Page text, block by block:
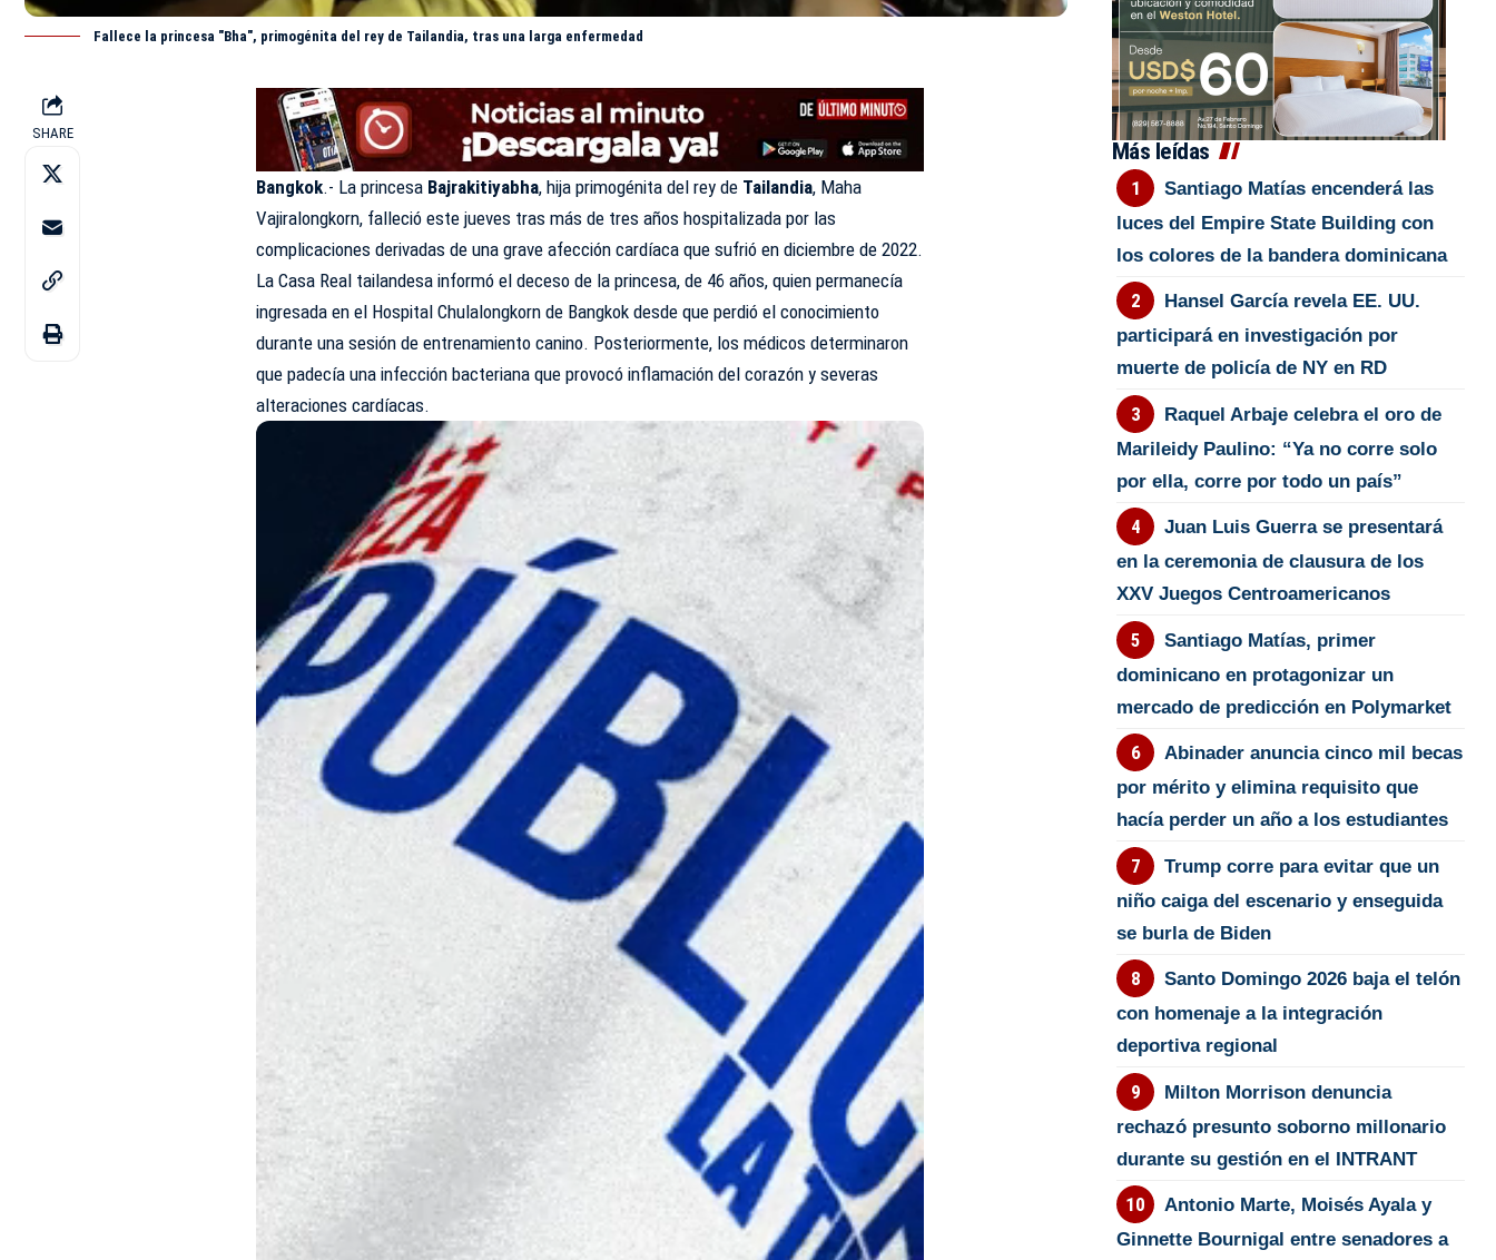
Fallece la princesa "Bha", primogénita del rey de Tailandia, tras una larga enfermedad
SHARE
Bangkok.- La princesa Bajrakitiyabha, hija primogénita del rey de Tailandia, Maha
Vajiralongkorn, falleció este jueves tras más de tres años hospitalizada por las
complicaciones derivadas de una grave afección cardíaca que sufrió en diciembre de 2022.
La Casa Real tailandesa informó el deceso de la princesa, de 46 años, quien permanecía
ingresada en el Hospital Chulalongkorn de Bangkok desde que perdió el conocimiento
durante una sesión de entrenamiento canino. Posteriormente, los médicos determinaron
que padecía una infección bacteriana que provocó inflamación del corazón y severas
alteraciones cardíacas.
Más leídas
Santiago Matías encenderá las
luces del Empire State Building con
los colores de la bandera dominicana
Hansel García revela EE. UU.
participará en investigación por
muerte de policía de NY en RD
Raquel Arbaje celebra el oro de
Marileidy Paulino: “Ya no corre solo
por ella, corre por todo un país”
Juan Luis Guerra se presentará
en la ceremonia de clausura de los
XXV Juegos Centroamericanos
Santiago Matías, primer
dominicano en protagonizar un
mercado de predicción en Polymarket
Abinader anuncia cinco mil becas
por mérito y elimina requisito que
hacía perder un año a los estudiantes
Trump corre para evitar que un
niño caiga del escenario y enseguida
se burla de Biden
Santo Domingo 2026 baja el telón
con homenaje a la integración
deportiva regional
Milton Morrison denuncia
rechazó presunto soborno millonario
durante su gestión en el INTRANT
Antonio Marte, Moisés Ayala y
Ginnette Bournigal entre senadores a